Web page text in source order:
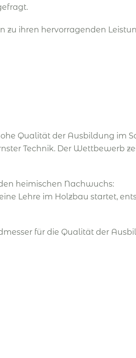
zu ihren hervorragenden
Qualität der Ausbildung im
Technik. Der Wettbewerb
heimischen Nachwuchs:
Lehre im Holzbau startet,
für die Qualität der